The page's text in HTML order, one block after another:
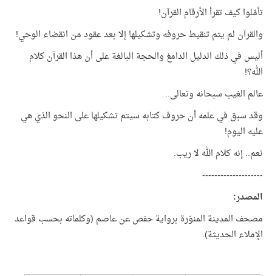
تأمّلوا كيف تقرأ الأرقام القرآن!
والقرآن لم يتم تنقيط حروفه وتشكيلها إلا بعد عقود من انقضاء الوحي!
أليس في ذلك الدليل الدامغ والحجة البالغة على أن هذا القرآن كلام
الله؟!
عالم الغيب سبحانه وتعالى..
وقد سبق في علمه أن حروف كتابه سيتم تشكيلها على النحو الذي هي
عليه اليوم!
نعم.. إنه كلام الله لا ريب.
--------------------
المصدر:
مصحف المدينة المنوّرة برواية حفص عن عاصم (وكلماته بحسب قواعد
الإملاء الحديثة).